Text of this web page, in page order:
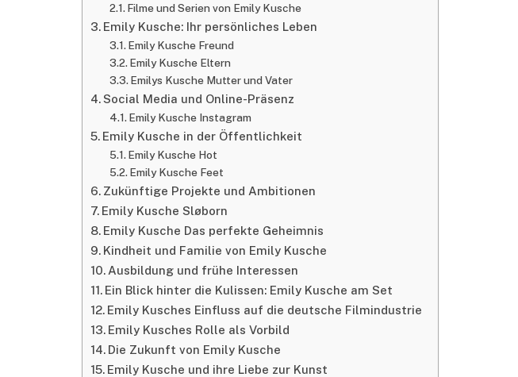
Filme und Serien von Emily Kusche
Emily Kusche: Ihr persönliches Leben
Emily Kusche Freund
Emily Kusche Eltern
Emilys Kusche Mutter und Vater
Social Media und Online-Präsenz
Emily Kusche Instagram
Emily Kusche in der Öffentlichkeit
Emily Kusche Hot
Emily Kusche Feet
Zukünftige Projekte und Ambitionen
Emily Kusche Sløborn
Emily Kusche Das perfekte Geheimnis
Kindheit und Familie von Emily Kusche
Ausbildung und frühe Interessen
Ein Blick hinter die Kulissen: Emily Kusche am Set
Emily Kusches Einfluss auf die deutsche Filmindustrie
Emily Kusches Rolle als Vorbild
Die Zukunft von Emily Kusche
Emily Kusche und ihre Liebe zur Kunst